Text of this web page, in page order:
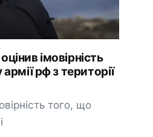
імовірність
рф з території
того, що